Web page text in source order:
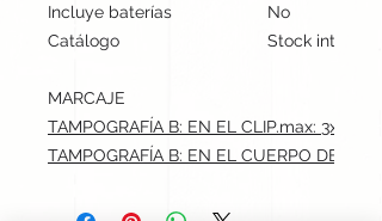
Incluye baterías
No
Catálogo
Stock
MARCAJE
TAMPOGRAFÍA B: EN EL CLIP.max: 3x0.5 cm
TAMPOGRAFÍA B: EN EL CUERPO DEL